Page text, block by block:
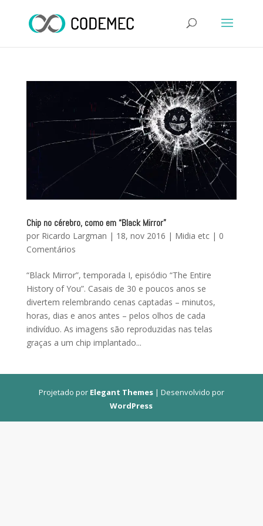
Chip no cérebro, como em “Black Mirror”
por Ricardo Largman | 18, nov 2016 | Midia etc| 0
Comentários
“Black Mirror”, temporada I, episódio “The Entire
History of You”. Casais de 30 e poucos anos se
divertem relembrando cenas captadas – minutos,
horas, dias e anos antes – pelos olhos de cada
indivíduo. As imagens são reproduzidas nas telas
graças a um chip implantado...
Projetado por Elegant Themes| Desenvolvido por
WordPress